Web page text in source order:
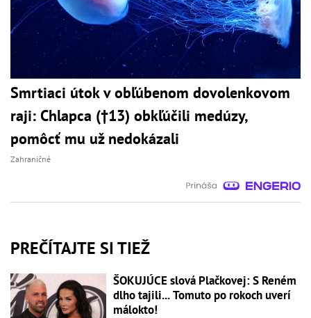
Smrtiaci útok v obľúbenom dovolenkovom
raji: Chlapca (†13) obkľúčili medúzy,
pomôcť mu už nedokázali
Zahraničné
PREČÍTAJTE SI TIEŽ
ŠOKUJÚCE slová Plačkovej: S Reném
dlho tajili... Tomuto po rokoch uverí
málokto!